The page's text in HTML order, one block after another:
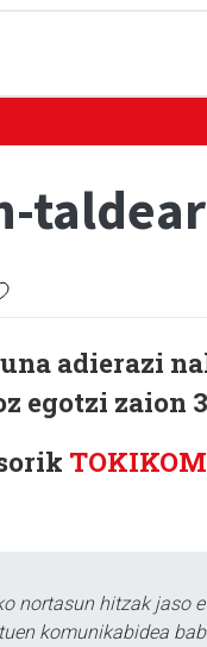
adierazi
egotzi zaion
TOKIKOM
nortasun hitzak jaso
komunikabidea